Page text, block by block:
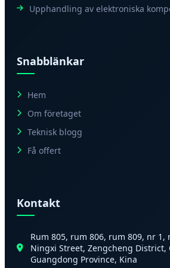
Upphandling av elektroniska
Snabblänkar
Hem
Om företaget
Teknisk blogg
Få offert
Kontakt
Rum 805, rum 806, rum 809, nr
Ningxi Street, Zengcheng District,
Guangdong Province, Kina